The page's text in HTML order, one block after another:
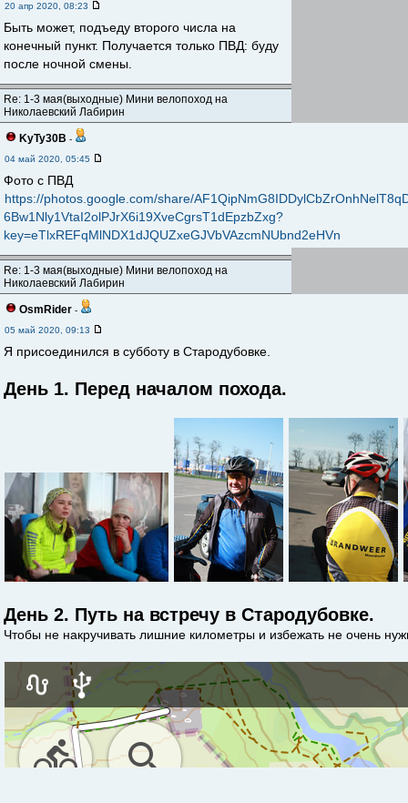
20 апр 2020, 08:23
Быть может, подъеду второго числа на
конечный пункт. Получается только ПВД: буду
после ночной смены.
Re: 1-3 мая(выходные) Мини велопоход на
Николаевский Лабирин
KyTy30B -
04 май 2020, 05:45
Фото с ПВД
https://photos.google.com/share/
6Bw1Nly1VtaI2olPJrX6i19XveCgrsT1dEpzbZxg?
key=eTlxREFqMlNDX1dJQUZxeGJVbVAzcmNUbnd2eHVn
Re: 1-3 мая(выходные) Мини велопоход на
Николаевский Лабирин
OsmRider -
05 май 2020, 09:13
Я присоединился в субботу в Стародубовке.
День 1. Перед началом похода.
День 2. Путь на встречу в Стародубовке.
Чтобы не накручивать лишние километры и избежать не очень